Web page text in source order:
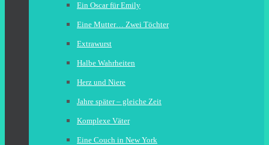
Ein Oscar für Emily
Eine Mutter… Zwei Töchter
Extrawurst
Halbe Wahrheiten
Herz und Niere
Jahre später – gleiche Zeit
Komplexe Väter
Eine Couch in New York